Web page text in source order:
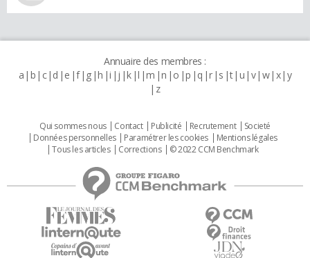
Annuaire des membres :
a b c d e f g h i j k l m n o p q r s t u v w x y
z
Qui sommes nous Contact Publicité Recrutement
Societé
Données personnelles
Paramétrer les cookies
Mentions légales
Tous les articles
Corrections © 2022 CCM Benchmark